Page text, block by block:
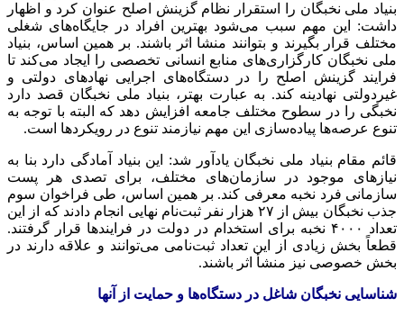
بنیاد ملی نخبگان را استقرار نظام گزینش اصلح عنوان کرد و اظهار
داشت: این مهم سبب می‌شود بهترین افراد در جایگاه‌های شغلی
مختلف قرار بگیرند و بتوانند منشا اثر باشند. بر همین اساس، بنیاد
ملی نخبگان کارگزاری‌های منابع انسانی تخصصی را ایجاد می‌کند تا
فرایند گزینش اصلح را در دستگاه‌های اجرایی نهادهای دولتی و
غیردولتی نهادینه کند. به عبارت بهتر، بنیاد ملی نخبگان قصد دارد
نخبگی را در سطوح مختلف جامعه افزایش دهد که البته با توجه به
تنوع عرصه‌ها پیاده‌سازی این مهم نیازمند تنوع در رویکردها است.
قائم مقام بنیاد ملی نخبگان یادآور شد: این بنیاد آمادگی دارد بنا به
نیازهای موجود در سازمان‌های مختلف، برای تصدی هر پست
سازمانی فرد نخبه معرفی کند. بر همین اساس، طی فراخوان سوم
جذب نخبگان بیش از ۲۷ هزار نفر ثبت‌نام نهایی انجام دادند که از این
تعداد ۴۰۰۰ نخبه برای استخدام در دولت در فرایندها قرار گرفتند.
قطعاً بخش زیادی از این تعداد ثبت‌نامی می‌توانند و علاقه دارند در
بخش خصوصی نیز منشأ اثر باشند.
شناسایی نخبگان شاغل در دستگاه‌ها و حمایت از آنها